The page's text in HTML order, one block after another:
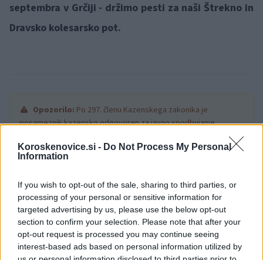
Koroskenovice.si - Do Not Process My Personal
Information
If you wish to opt-out of the sale, sharing to third parties, or
processing of your personal or sensitive information for
targeted advertising by us, please use the below opt-out
section to confirm your selection. Please note that after your
opt-out request is processed you may continue seeing
interest-based ads based on personal information utilized by
septembra v Grčiji - držimo pesti za naši Štrekno in
Dravsko kolesarsko pot.
Opozorilo: Po 297. členu Kazenskega zakonika je
posameznik kazensko odgovoren za javno spodbujanje
rasističnimi, diskriminatornimi ali nezakonitimi vsebinami bodo
odstranjeni. Pravila komentiranja →
Failed to fetch
Občine: Slovenj Gradec
Dravograd